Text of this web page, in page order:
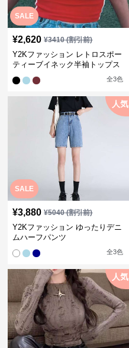
SALE
¥2,620 ¥3410(割引前)
Y2Kファッション レトロスポー
ティーブイネック半袖トップス
全3色
SALE
人気
¥3,880 ¥5040(割引前)
Y2Kファッション ゆったりデニ
ムハーフパンツ
全3色
人気